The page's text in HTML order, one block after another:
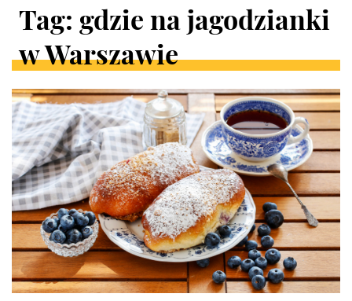
Tag: gdzie na jagodzianki
w Warszawie
ARTYKUŁY
W
KATEGORII